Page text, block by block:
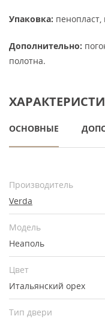
Упаковка: пенопласт,
Дополнительно:
полотна.
ОСНОВНЫЕ
Производитель
Verda
Модель
Неаполь
Цвет
Итальянский орех
Тип двери